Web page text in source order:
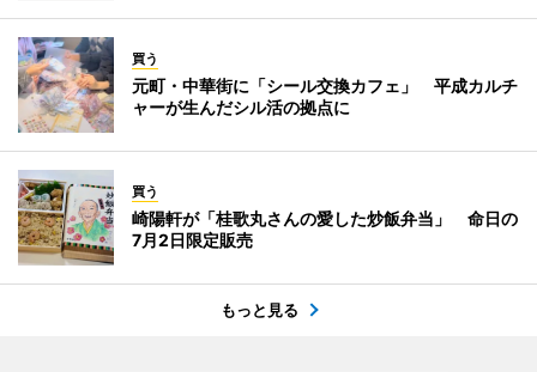
買う
元町・中華街に「シール交換カフェ」 平成カルチ
ャーが生んだシル活の拠点に
買う
崎陽軒が「桂歌丸さんの愛した炒飯弁当」 命日の
7月2日限定販売
もっと見る